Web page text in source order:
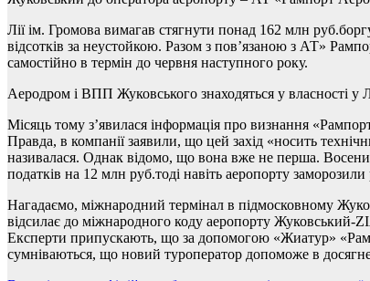
Лії ім. Громова вимагав стягнути понад 162 млн
відсотків за неустойкою. Разом з пов’язаною з АТ»
самостійно в термін до червня наступного року.
Аеродром і ВПП Жуковського знаходяться у власності у
Місяць тому з’явилася інформація про визнання
Правда, в компанії заявили, що цей захід «носить
називалася. Однак відомо, що вона вже не перша.
податків на 12 млн руб.тоді навіть аеропорту
Нагадаємо, міжнародний термінал в підмосковному
відсилає до міжнародного коду аеропорту
Експерти припускають, що за допомогою «Жиатур»
сумніваються, що новий туроператор допоможе в